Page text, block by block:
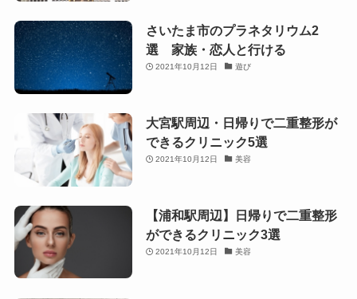
さいたま市のプラネタリウム2
選 家族・恋人と行ける
2021年10月12日 遊び
大宮駅周辺・日帰りで二重整形が
できるクリニック5選
2021年10月12日 美容
【浦和駅周辺】日帰りで二重整形
ができるクリニック3選
2021年10月12日 美容